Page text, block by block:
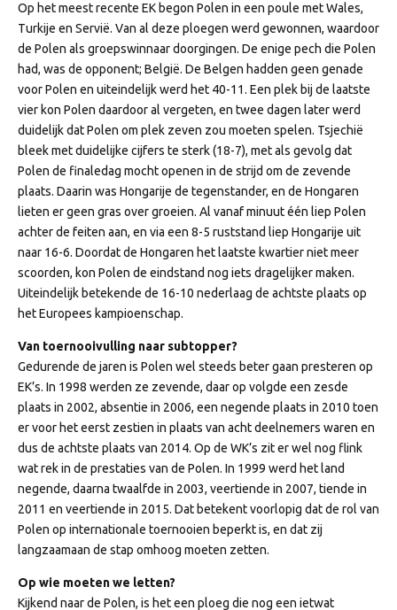
Op het meest recente EK begon Polen in een poule met Wales,
Turkije en Servië. Van al deze ploegen werd gewonnen, waardoor
de Polen als groepswinnaar doorgingen. De enige pech die Polen
had, was de opponent; België. De Belgen hadden geen genade
voor Polen en uiteindelijk werd het 40-11. Een plek bij de laatste
vier kon Polen daardoor al vergeten, en twee dagen later werd
duidelijk dat Polen om plek zeven zou moeten spelen. Tsjechië
bleek met duidelijke cijfers te sterk (18-7), met als gevolg dat
Polen de finaledag mocht openen in de strijd om de zevende
plaats. Daarin was Hongarije de tegenstander, en de Hongaren
lieten er geen gras over groeien. Al vanaf minuut één liep Polen
achter de feiten aan, en via een 8-5 ruststand liep Hongarije uit
naar 16-6. Doordat de Hongaren het laatste kwartier niet meer
scoorden, kon Polen de eindstand nog iets dragelijker maken.
Uiteindelijk betekende de 16-10 nederlaag de achtste plaats op
het Europees kampioenschap.
Van toernooivulling naar subtopper?
Gedurende de jaren is Polen wel steeds beter gaan presteren op
EK’s. In 1998 werden ze zevende, daar op volgde een zesde
plaats in 2002, absentie in 2006, een negende plaats in 2010 toen
er voor het eerst zestien in plaats van acht deelnemers waren en
dus de achtste plaats van 2014. Op de WK’s zit er wel nog flink
wat rek in de prestaties van de Polen. In 1999 werd het land
negende, daarna twaalfde in 2003, veertiende in 2007, tiende in
2011 en veertiende in 2015. Dat betekent voorlopig dat de rol van
Polen op internationale toernooien beperkt is, en dat zij
langzaamaan de stap omhoog moeten zetten.
Op wie moeten we letten?
Kijkend naar de Polen, is het een ploeg die nog een ietwat